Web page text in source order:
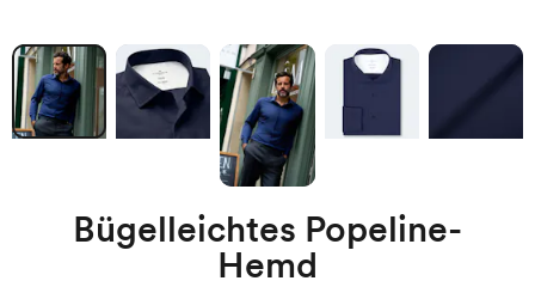
Bügelleichtes Popeline-
Hemd